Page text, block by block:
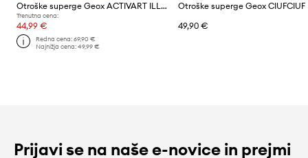
Otroške superge Geox ACTIVART ILLUMINUS x Looney Tunes
Trenutna cena:
44,99 €
Redna cena:69,90 €
Najnižja cena:49,99 €
Otroške superge Geox CIUFCIUF
49,90 €
Prijavi se na naše e-novice in prejmi